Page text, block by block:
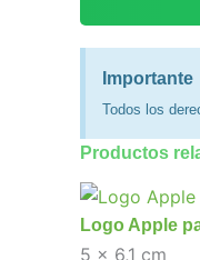
Importante
Todos los
Productos
Logo Apple
5 x 6,1 cm